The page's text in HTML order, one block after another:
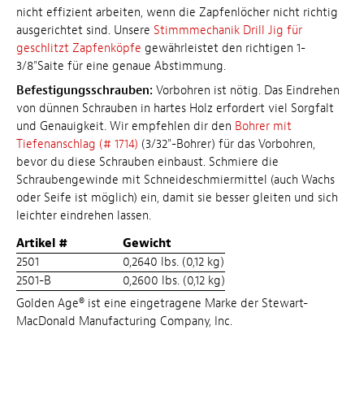
nicht effizient arbeiten, wenn die Zapfenlöcher nicht richtig
ausgerichtet sind. Unsere Stimmmechanik Drill Jig für
geschlitzt Zapfenköpfe gewährleistet den richtigen 1-
3/8"Saite für eine genaue Abstimmung.
Befestigungsschrauben: Vorbohren ist nötig. Das Eindrehen
von dünnen Schrauben in hartes Holz erfordert viel Sorgfalt
und Genauigkeit. Wir empfehlen dir den Bohrer mit
Tiefenanschlag (# 1714) (3/32"-Bohrer) für das Vorbohren,
bevor du diese Schrauben einbaust. Schmiere die
Schraubengewinde mit Schneideschmiermittel (auch Wachs
oder Seife ist möglich) ein, damit sie besser gleiten und sich
leichter eindrehen lassen.
Artikel #
Gewicht
2501
0,2640 lbs. (0,12 kg)
2501-B
0,2600 lbs. (0,12 kg)
Golden Age® ist eine eingetragene Marke der Stewart-
MacDonald Manufacturing Company, Inc.